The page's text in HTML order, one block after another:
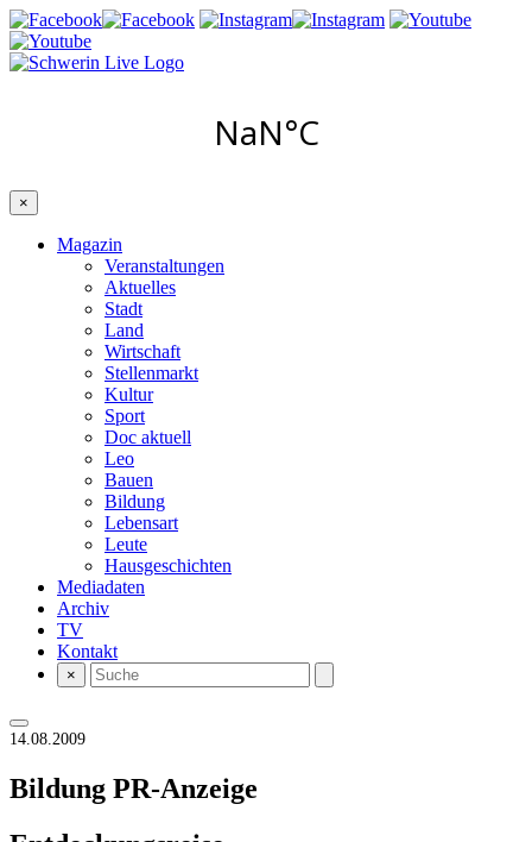
×
Magazin
Veranstaltungen
Aktuelles
Stadt
Land
Wirtschaft
Stellenmarkt
Kultur
Sport
Doc aktuell
Leo
Bauen
Bildung
Lebensart
Leute
Hausgeschichten
Mediadaten
Archiv
TV
Kontakt
×
14.08.2009
Bildung PR-Anzeige